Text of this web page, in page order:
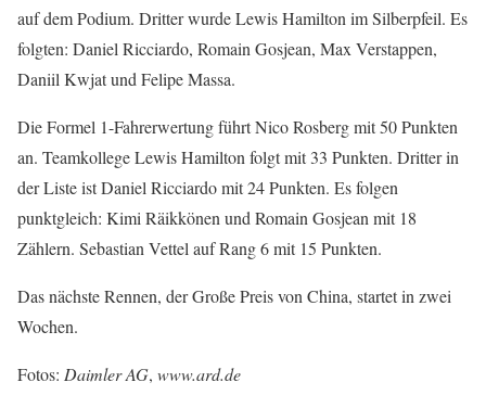
auf dem Podium. Dritter wurde Lewis Hamilton im Silberpfeil. Es
folgten: Daniel Ricciardo, Romain Gosjean, Max Verstappen,
Daniil Kwjat und Felipe Massa.
Die Formel 1-Fahrerwertung führt Nico Rosberg mit 50 Punkten
an. Teamkollege Lewis Hamilton folgt mit 33 Punkten. Dritter in
der Liste ist Daniel Ricciardo mit 24 Punkten. Es folgen
punktgleich: Kimi Räikkönen und Romain Gosjean mit 18
Zählern. Sebastian Vettel auf Rang 6 mit 15 Punkten.
Das nächste Rennen, der Große Preis von China, startet in zwei
Wochen.
Fotos: Daimler AG, www.ard.de